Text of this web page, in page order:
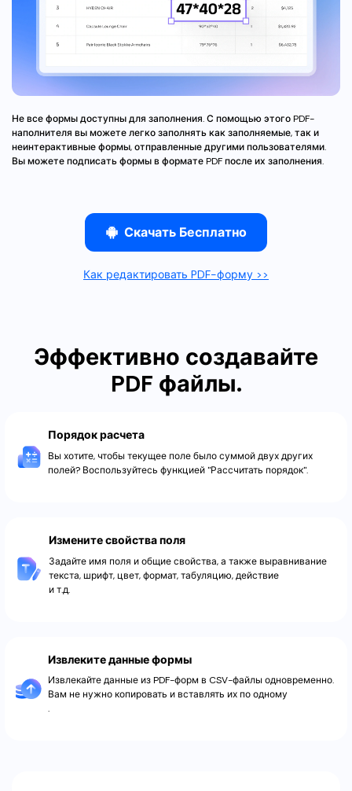
Правительство
Все Функции PDF
Не все формы доступны для заполнения. С помощью этого PDF-
наполнителя вы можете легко заполнять как заполняемые, так и
неинтерактивные формы, отправленные другими пользователями.
Вы можете подписать формы в формате PDF после их заполнения.
Скачать Бесплатно
Как редактировать PDF-форму >>
Эффективно создавайте
PDF файлы.
Порядок расчета
Вы хотите, чтобы текущее поле было суммой двух других
полей? Воспользуйтесь функцией "Рассчитать порядок".
Измените свойства поля
Задайте имя поля и общие свойства, а также выравнивание
текста, шрифт, цвет, формат, табуляцию, действие
и т.д.
Извлеките данные формы
Извлекайте данные из PDF-форм в CSV-файлы одновременно.
Вам не нужно копировать и вставлять их по одному
.